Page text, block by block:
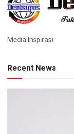
Media Inspirasi
Recent News